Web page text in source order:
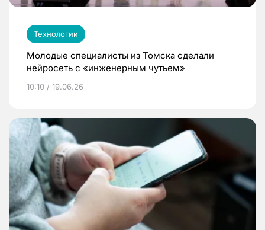
Технологии
Молодые специалисты из Томска сделали
нейросеть с «инженерным чутьем»
10:10 / 19.06.26